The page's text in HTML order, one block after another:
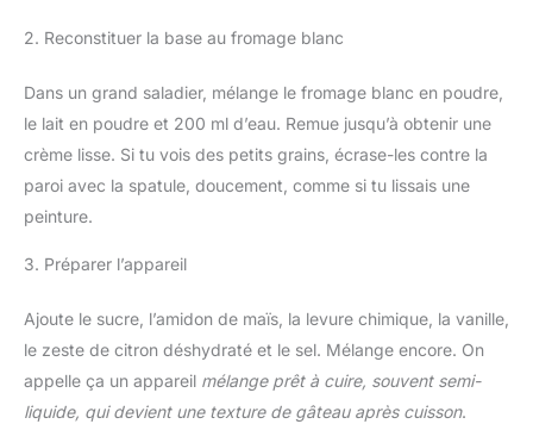
2. Reconstituer la base au fromage blanc
Dans un grand saladier, mélange le fromage blanc en poudre,
le lait en poudre et 200 ml d’eau. Remue jusqu’à obtenir une
crème lisse. Si tu vois des petits grains, écrase-les contre la
paroi avec la spatule, doucement, comme si tu lissais une
peinture.
3. Préparer l’appareil
Ajoute le sucre, l’amidon de maïs, la levure chimique, la vanille,
le zeste de citron déshydraté et le sel. Mélange encore. On
appelle ça un appareil mélange prêt à cuire, souvent semi-
liquide, qui devient une texture de gâteau après cuisson.